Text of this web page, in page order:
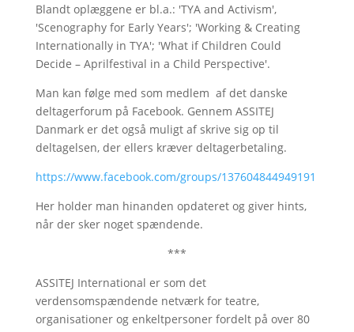
Blandt oplæggene er bl.a.: 'TYA and Activism',
'Scenography for Early Years'; 'Working & Creating
Internationally in TYA'; 'What if Children Could
Decide – Aprilfestival in a Child Perspective'.
Man kan følge med som medlem af det danske
deltagerforum på Facebook. Gennem ASSITEJ
Danmark er det også muligt af skrive sig op til
deltagelsen, der ellers kræver deltagerbetaling.
https://www.facebook.com/groups/137604844949191
Her holder man hinanden opdateret og giver hints,
når der sker noget spændende.
***
ASSITEJ International er som det
verdensomspændende netværk for teatre,
organisationer og enkeltpersoner fordelt på over 80